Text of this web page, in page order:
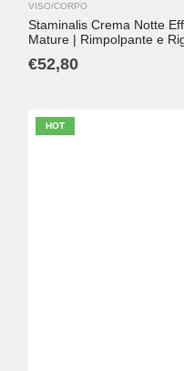
VISO/CORPO
Staminalis Crema Notte
Mature | Rimpolpante e
€52,80
HOT